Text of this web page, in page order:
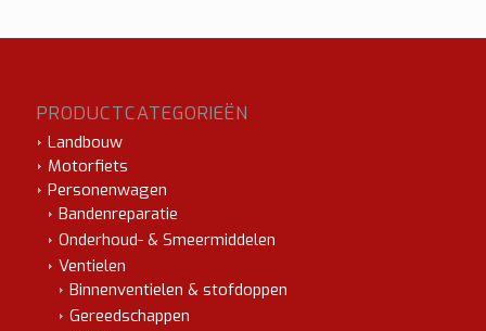
PRODUCTCATEGORIEËN
Landbouw
Motorfiets
Personenwagen
Bandenreparatie
Onderhoud- & Smeermiddelen
Ventielen
Binnenventielen & stofdoppen
Gereedschappen